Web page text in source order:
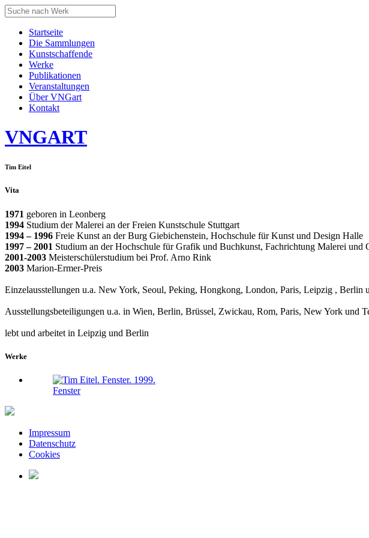
Startseite
Die Sammlungen
Kunstschaffende
Werke
Publikationen
Veranstaltungen
Über VNGart
Kontakt
VNGART
Tim Eitel
Vita
1971 geboren in Leonberg
1994 Studium der Malerei an der Freien Kunstschule Stuttgart
1994 – 1996 Freie Kunst an der Burg Giebichenstein, Hochschule für Kunst und Design Halle
1997 – 2001 Studium an der Hochschule für Grafik und Buchkunst, Fachrichtung Malerei
2001-2003 Meisterschülerstudium bei Prof. Arno Rink
2003 Marion-Ermer-Preis
Einzelausstellungen u.a. New York, Seoul, Peking, Hongkong, London, Paris, Leipzig , Berlin
Ausstellungsbeteiligungen u.a. in Wien, Berlin, Brüssel, Zwickau, Rom, Paris, New York und
lebt und arbeitet in Leipzig und Berlin
Werke
Fenster
Impressum
Datenschutz
Cookies